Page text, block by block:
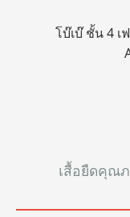
โบ๊เบ๊ ชั้น 4 เ
เสื้อยืดคุณภ